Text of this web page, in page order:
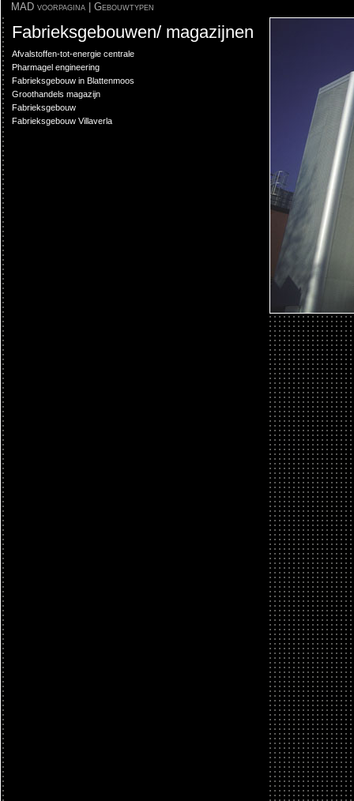
MAD voorpagina Gebouwtypen
Fabrieksgebouwen/ magazijnen
Afvalstoffen-tot-energie centrale
Pharmagel engineering
Fabrieksgebouw in Blattenmoos
Groothandels magazijn
Fabrieksgebouw
Fabrieksgebouw Villaverla